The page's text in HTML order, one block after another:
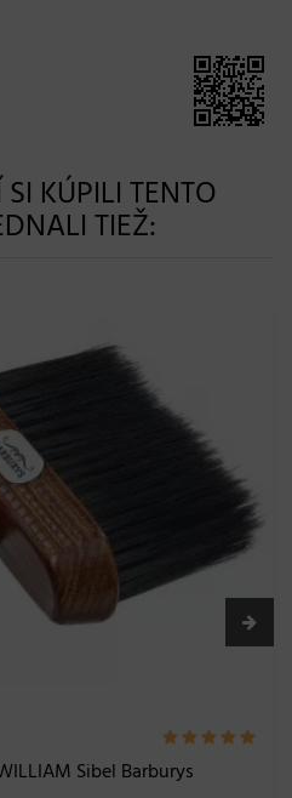
KÚPILI TENTO
TIEŽ:
Oprašovák Sibel
Skladom 14 ks
Do košíka